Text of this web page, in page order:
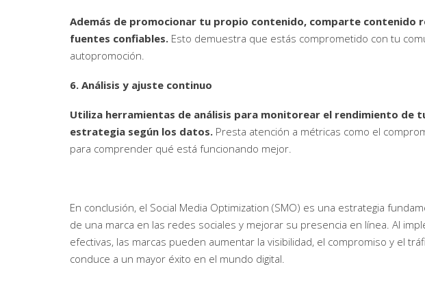
Además de promocionar tu propio contenido, comparte contenido
fuentes confiables. Esto demuestra que estás comprometido con tu
autopromoción.
6. Análisis y ajuste continuo
Utiliza herramientas de análisis para monitorear el rendimiento de
estrategia según los datos. Presta atención a métricas como el
para comprender qué está funcionando mejor.
En conclusión, el Social Media Optimization (SMO) es una estrategia
de una marca en las redes sociales y mejorar su presencia en línea. Al
efectivas, las marcas pueden aumentar la visibilidad, el compromiso y el
conduce a un mayor éxito en el mundo digital.